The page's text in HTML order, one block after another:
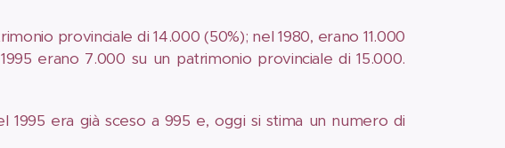
provinciale di 14.000 (50%); nel 1980, erano 11.000
erano 7.000 su un patrimonio provinciale di 15.000.
1995 era già sceso a 995 e, oggi si stima un numero di